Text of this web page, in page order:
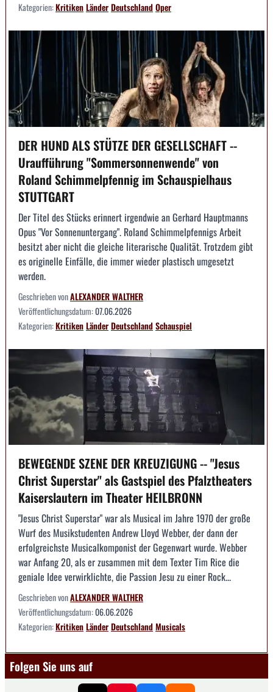
Kategorien:KritikenLänderDeutschlandOper
DER HUND ALS STÜTZE DER GESELLSCHAFT --
Uraufführung "Sommersonnenwende" von
Roland Schimmelpfennig im Schauspielhaus
STUTTGART
Der Titel des Stücks erinnert irgendwie an Gerhard Hauptmanns
Opus "Vor Sonnenuntergang". Roland Schimmelpfennigs Arbeit
besitzt aber nicht die gleiche literarische Qualität. Trotzdem gibt
es originelle Einfälle, die immer wieder plastisch umgesetzt
werden.
Geschrieben vonALEXANDER WALTHER
Veröffentlichungsdatum:07.06.2026
Kategorien:KritikenLänderDeutschlandSchauspiel
BEWEGENDE SZENE DER KREUZIGUNG -- "Jesus
Christ Superstar" als Gastspiel des Pfalztheaters
Kaiserslautern im Theater HEILBRONN
"Jesus Christ Superstar" war als Musical im Jahre 1970 der große
Wurf des Musikstudenten Andrew Lloyd Webber, der dann der
erfolgreichste Musicalkomponist der Gegenwart wurde. Webber
war Anfang 20, als er zusammen mit dem Texter Tim Rice die
geniale Idee verwirklichte, die Passion Jesu zu einer Rock...
Geschrieben vonALEXANDER WALTHER
Veröffentlichungsdatum:06.06.2026
Kategorien:KritikenLänderDeutschlandMusicals
Folgen Sie uns auf